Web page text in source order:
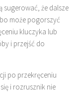
sugerować, że dalsze
może pogorszyć
kluczyka lub
i przejść do
po przekręceniu
i rozrusznik nie